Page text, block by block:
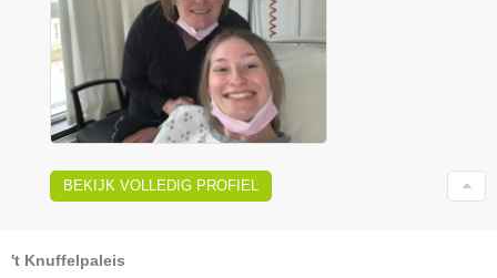
BEKIJK VOLLEDIG PROFIEL
't Knuffelpaleis